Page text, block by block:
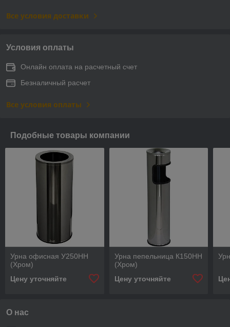
Все условия доставки
Условия оплаты
Онлайн оплата на расчетный счет
Безналичный расчет
Все условия оплаты
Подобные товары компании
Урна офисная У250НН
(Хром)
Цену уточняйте
Урна пепельница К150НН
(Хром)
Цену уточняйте
О нас